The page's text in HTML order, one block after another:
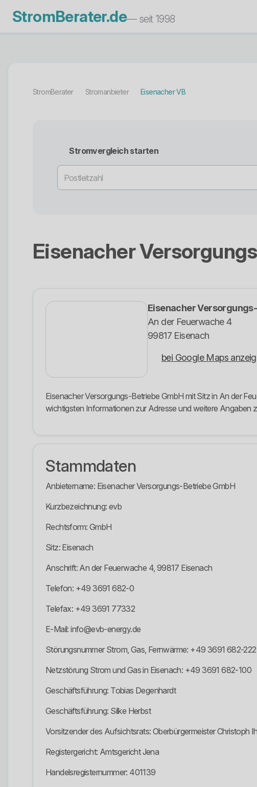
StromBerater.de— seit 1998
StromBerater Stromanbieter Eisenacher VB
Stromvergleich starten
Eisenacher
Eisenacher
An der Feuerwache 4
99817 Eisenach
bei Google Maps
Eisenacher Versorgungs-Betriebe GmbH mit Sitz in An der
wichtigsten Informationen zur Adresse und weitere Angaben
Stammdaten
Anbietername: Eisenacher Versorgungs-Betriebe GmbH
Kurzbezeichnung: evb
Rechtsform: GmbH
Sitz: Eisenach
Anschrift: An der Feuerwache 4, 99817 Eisenach
Telefon: +49 3691 682-0
Telefax: +49 3691 77332
E-Mail: info@evb-energy.de
Störungsnummer Strom, Gas, Fernwärme: +49 3691 682-222
Netzstörung Strom und Gas in Eisenach: +49 3691 682-100
Geschäftsführung: Tobias Degenhardt
Geschäftsführung: Silke Herbst
Vorsitzender des Aufsichtsrats: Oberbürgermeister Christoph
Registergericht: Amtsgericht Jena
Handelsregisternummer: 401139